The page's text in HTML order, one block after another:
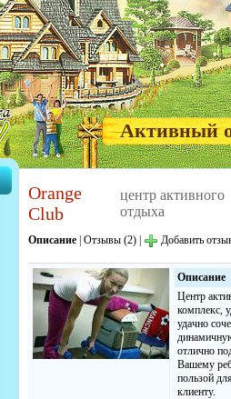
Активный
Orange
Club
центр активного
отдыха
Описание Отзывы (2) Добавить
Описание
Центр
комплекс,
удачно
отлично
Вашему
пользой
клиенту.